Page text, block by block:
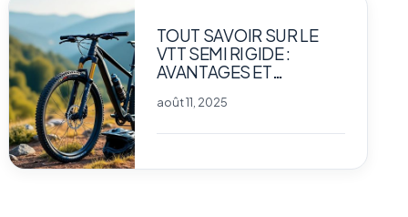
TOUT SAVOIR SUR LE
VTT SEMI RIGIDE :
AVANTAGES ET
août 11, 2025